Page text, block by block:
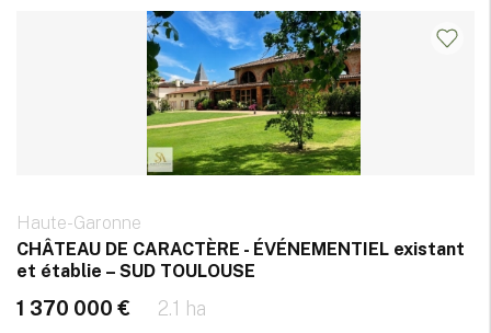
Haute-Garonne
CHÂTEAU DE CARACTÈRE - ÉVÉNEMENTIEL existant
et établie – SUD TOULOUSE
1 370 000 € 2.1 ha